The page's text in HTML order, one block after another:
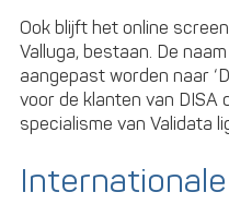
Ook blijft het online
Valluga, bestaan. De
aangepast worden naar
voor de klanten van DISA
specialisme van Validata